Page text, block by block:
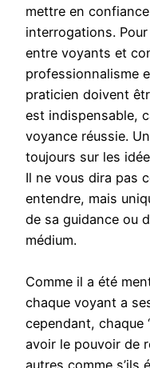
mettre en
interrogations.
entre voyants et
professionnalisme
praticien doivent
est indispensable,
voyance réussie.
toujours sur les
Il ne vous dira pas
entendre, mais
de sa guidance ou
médium.
Comme il a été
chaque voyant a
cependant, chaque
avoir le pouvoir de